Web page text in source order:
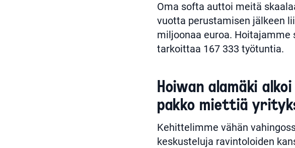
Oma softa auttoi meitä
vuotta perustamisen jälkeen
miljoonaa euroa. Hoitajamme
tarkoittaa 167 333 työtuntia.
Hoiwan alamäki
pakko miettiä
Kehittelimme vähän
keskusteluja ravintoloiden